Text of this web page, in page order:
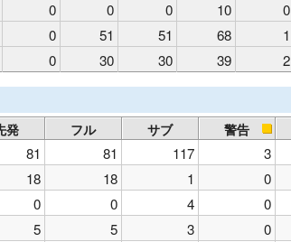
0 0 0 10 0
0 51 51 68 1
0 30 30 39 2
発 フル サブ 警告
81 81 117 3
18 18 1 0
0 0 4 0
5 5 3 0